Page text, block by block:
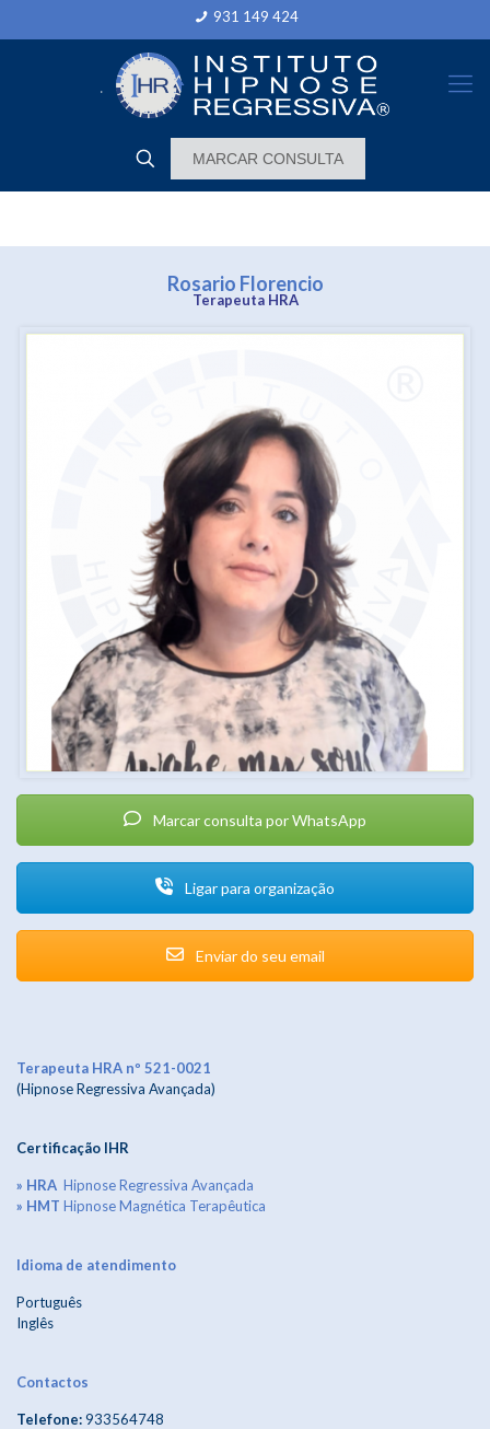
931 149 424
MARCAR CONSULTA
Rosario Florencio
Terapeuta HRA
Marcar consulta por WhatsApp
Ligar para organização
Enviar do seu email
Terapeuta HRA nº 521-0021
(Hipnose Regressiva Avançada)
Certificação IHR
» HRA Hipnose Regressiva Avançada
» HMT Hipnose Magnética Terapêutica
Idioma de atendimento
Português
Inglês
Contactos
Telefone:933564748